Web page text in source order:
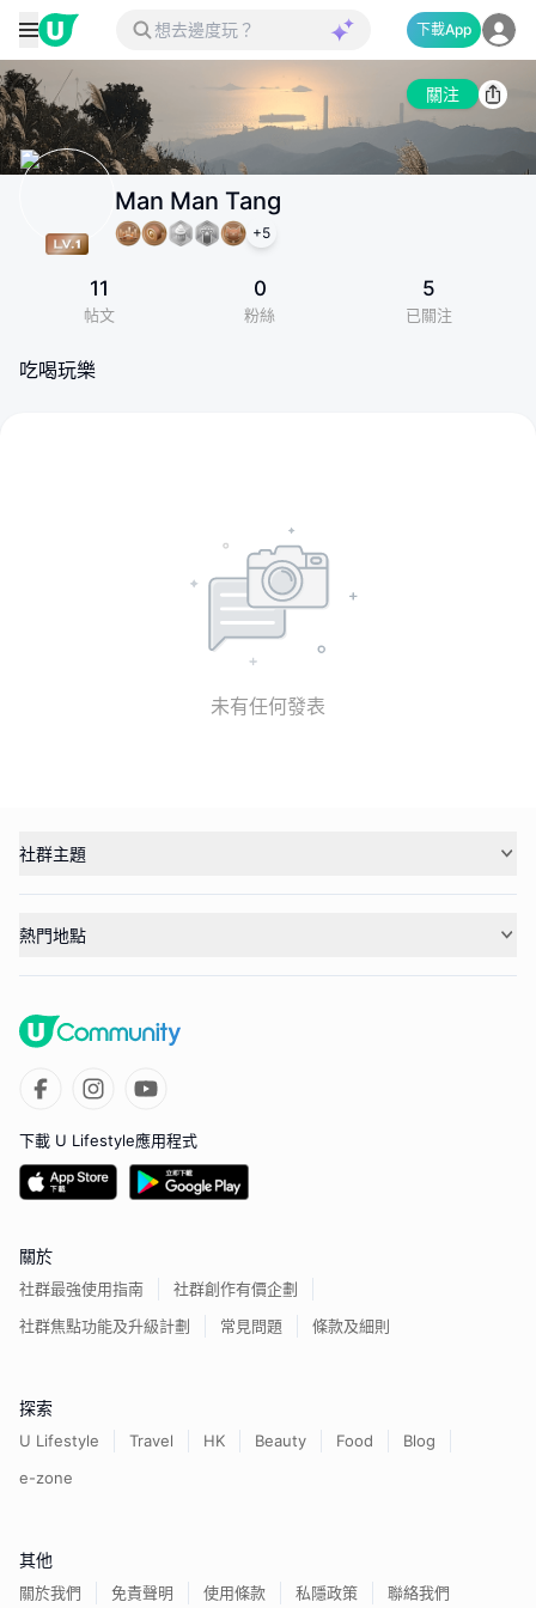
下載App
關注
Man Man Tang
+5
11
帖文
0
粉絲
5
已關注
吃喝玩樂
未有任何發表
社群主題
熱門地點
下載 U Lifestyle應用程式
關於
社群最強使用指南
社群創作有價企劃
社群焦點功能及升級計劃
常見問題 條款及細則
探索
U Lifestyle Travel HK Beauty Food
Blog
e-zone
其他
關於我們 免責聲明 使用條款 私隱政策 聯絡我們